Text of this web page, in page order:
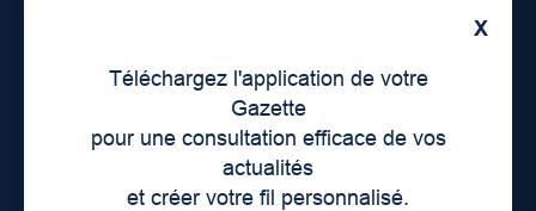
X
Téléchargez l'application de votre
Gazette
pour une consultation efficace de vos
actualités
et créer votre fil personnalisé.
Lieux de distribution